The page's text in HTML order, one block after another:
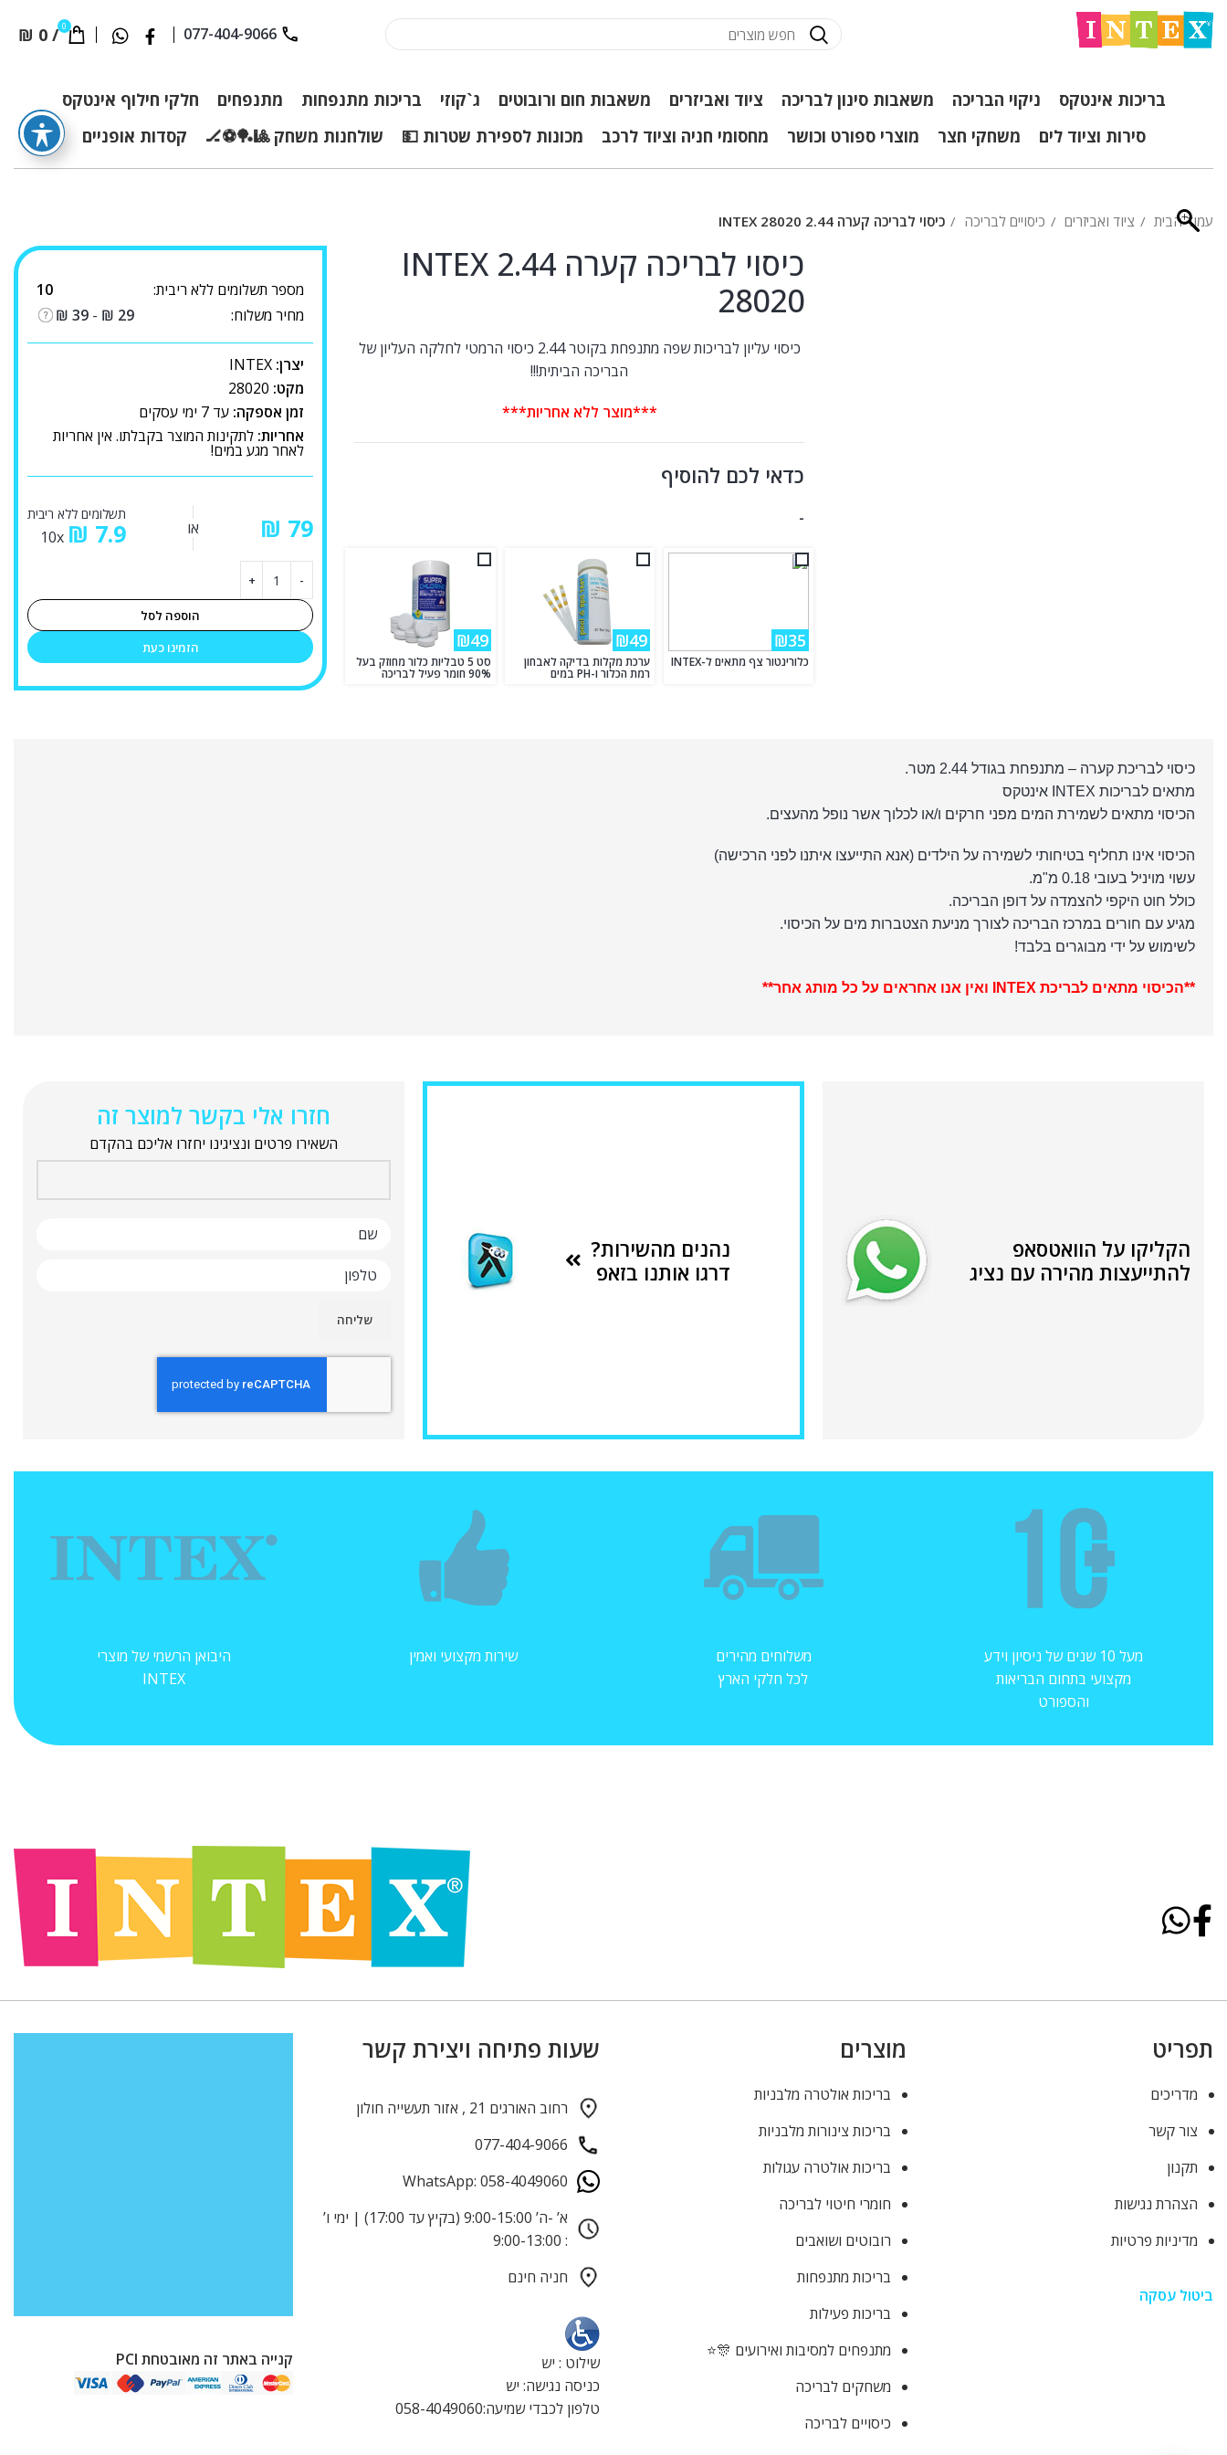
077-404-9066
0
/
₪ 0
בריכות אינטקס ניקוי הבריכה משאבות סינון לבריכה ציוד ואביזרים משאבות חום ורובוטים ג`קוזי בריכות מתנפחות מתנפחים
חלקי חילוף אינטקס
סירות וציוד לים
משחקי חצר מוצרי ספורט וכושר מחסומי חניה וציוד לרכב מכונות לספירת שטרות 💵 שולחנות משחק 🎱🏓⚽🏒 קסדות אופניים
עמוד הבית ציוד ואביזרים כיסויים לבריכה כיסוי לבריכה קערה 2.44 INTEX 28020
כיסוי לבריכה קערה 2.44 INTEX
28020
כיסוי עליון לבריכות שפה מתנפחת בקוטר 2.44 כיסוי הרמטי לחלקה העליון של
הבריכה הביתית!!!
***מוצר ללא אחריות***
כדאי לכם להוסיף
-
₪35
כלורינטור צף מתאים ל-INTEX
₪49
ערכת מקלות בדיקה לאבחון
רמת הכלור ו-PH במים
₪49
סט 5 טבליות כלור מחוזק בעל
90% חומר פעיל לבריכה
מספר תשלומים ללא ריבית:
10
מחיר משלוח:
₪ 29
-
₪ 39
יצרן: INTEX
מקט: 28020
זמן אספקה: עד 7 ימי עסקים
אחריות: לתקינות המוצר בקבלתו. אין אחריות
לאחר מגע במים!
₪ או
תשלומים ללא ריבית
₪ 7.9
הוספה לסל
הזמינו כעת
כיסוי לבריכת קערה – מתנפחת בגודל 2.44 מטר.
מתאים לבריכות INTEX אינטקס
הכיסוי מתאים לשמירת המים מפני חרקים ו/או לכלוך אשר נופל מהעצים.
הכיסוי אינו תחליף בטיחותי לשמירה על הילדים (אנא התייעצו איתנו לפני הרכישה)
עשוי מויניל בעובי 0.18 מ"מ.
כולל חוט היקפי להצמדה על דופן הבריכה.
מגיע עם חורים במרכז הבריכה לצורך מניעת הצטברות מים על הכיסוי.
לשימוש על ידי מבוגרים בלבד!
**הכיסוי מתאים לבריכת INTEX ואין אנו אחראים על כל מותג אחר**
הקליקו על הוואטסאפ
להתייעצות מהירה עם נציג
נהנים מהשירות?
דרגו אותנו בזאפ
חזרו אלי בקשר למוצר זה
השאירו פרטים ונציגינו יחזרו אליכם בהקדם
מעל 10 שנים של ניסיון וידע
מקצועי בתחום הבריאות
והספורט
משלוחים מהירים
לכל חלקי הארץ
שירות מקצועי ואמין
היבואן הרשמי של מוצרי
INTEX
תפריט
מדריכים
צור קשר
תקנון
הצהרת נגישות
מדיניות פרטיות
ביטול עסקה
מוצרים
בריכות אולטרה מלבניות
בריכות צינורות מלבניות
בריכות אולטרה עגולות
חומרי חיטוי לבריכה
רובוטים ושואבים
בריכות מתנפחות
בריכות פעילות
מתנפחים למסיבות ואירועים 🎊⭐
משחקים לבריכה
כיסויים לבריכה
שעות פתיחה ויצירת קשר
רחוב האורגים 21 , אזור תעשייה חולון
077-404-9066
WhatsApp: 058-4049060
א’ -ה’ 9:00-15:00 (בקיץ עד 17:00) | ימי ו’
: 9:00-13:00
חניה חינם
שילוט : יש
כניסה נגישה: יש
טלפון לכבדי שמיעה:058-4049060
קנייה באתר זה מאובטחת PCI